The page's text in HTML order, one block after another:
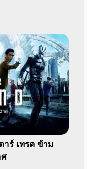
าร์ เทรค ข้าม
ศ